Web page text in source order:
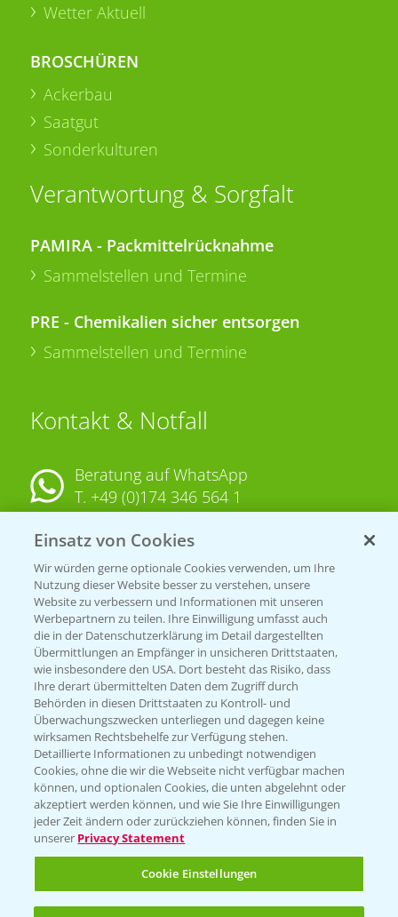
Wetter Aktuell
BROSCHÜREN
Ackerbau
Saatgut
Sonderkulturen
Verantwortung & Sorgfalt
PAMIRA - Packmittelrücknahme
Sammelstellen und Termine
PRE - Chemikalien sicher entsorgen
Sammelstellen und Termine
Kontakt & Notfall
Beratung auf WhatsApp
T. +49 (0)174 346 564 1
KONTAKT
Hilfe in Notfällen
T.+49 (0)214/30-20220
Folgen Sie uns
Einsatz von Cookies
Wir würden gerne optionale Cookies verwenden, um Ihre
Nutzung dieser Website besser zu verstehen, unsere
Website zu verbessern und Informationen mit unseren
Werbepartnern zu teilen. Ihre Einwilligung umfasst auch
die in der Datenschutzerklärung im Detail dargestellten
Übermittlungen an Empfänger in unsicheren Drittstaaten,
wie insbesondere den USA. Dort besteht das Risiko, dass
Ihre derart übermittelten Daten dem Zugriff durch
Behörden in diesen Drittstaaten zu Kontroll- und
Überwachungszwecken unterliegen und dagegen keine
wirksamen Rechtsbehelfe zur Verfügung stehen.
Detaillierte Informationen zu unbedingt notwendigen
Cookies, ohne die wir die Webseite nicht verfügbar machen
können, und optionalen Cookies, die unten abgelehnt oder
akzeptiert werden können, und wie Sie Ihre Einwilligungen
jeder Zeit ändern oder zurückziehen können, finden Sie in
unserer Privacy Statement
Cookie Einstellungen